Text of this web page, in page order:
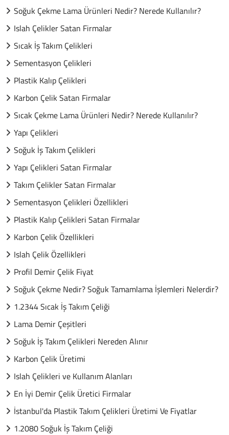
Soğuk Çekme Lama Ürünleri Nedir? Nerede Kullanılır?
Islah Çelikler Satan Firmalar
Sıcak İş Takım Çelikleri
Sementasyon Çelikleri
Plastik Kalıp Çelikleri
Karbon Çelik Satan Firmalar
Sıcak Çekme Lama Ürünleri Nedir? Nerede Kullanılır?
Yapı Çelikleri
Soğuk İş Takım Çelikleri
Yapı Çelikleri Satan Firmalar
Takım Çelikler Satan Firmalar
Sementasyon Çelikleri Özellikleri
Plastik Kalıp Çelikleri Satan Firmalar
Karbon Çelik Özellikleri
Islah Çelik Özellikleri
Profil Demir Çelik Fiyat
Soğuk Çekme Nedir? Soğuk Tamamlama İşlemleri Nelerdir?
1.2344 Sıcak İş Takım Çeliği
Lama Demir Çeşitleri
Soğuk İş Takım Çelikleri Nereden Alınır
Karbon Çelik Üretimi
Islah Çelikleri ve Kullanım Alanları
En İyi Demir Çelik Üretici Firmalar
İstanbul'da Plastik Takım Çelikleri Üretimi Ve Fiyatlar
1.2080 Soğuk İş Takım Çeliği